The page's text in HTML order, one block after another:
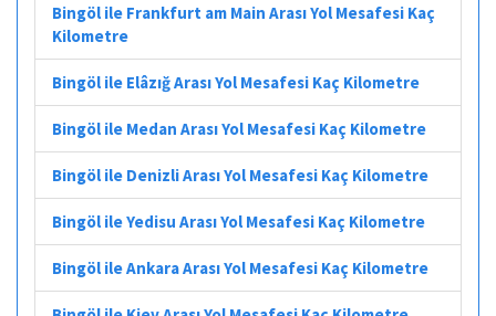
Bingöl ile Frankfurt am Main Arası Yol Mesafesi Kaç
Kilometre
Bingöl ile Elâzığ Arası Yol Mesafesi Kaç Kilometre
Bingöl ile Medan Arası Yol Mesafesi Kaç Kilometre
Bingöl ile Denizli Arası Yol Mesafesi Kaç Kilometre
Bingöl ile Yedisu Arası Yol Mesafesi Kaç Kilometre
Bingöl ile Ankara Arası Yol Mesafesi Kaç Kilometre